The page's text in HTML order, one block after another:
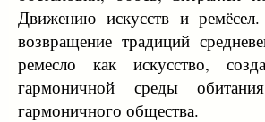
Движению искусств и
возвращение традиций
ремесло как искусство,
гармоничной среды
гармоничного общества.